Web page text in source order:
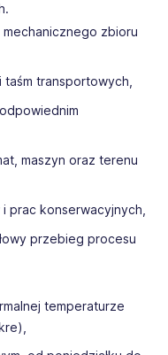
zbioru
transportowych,
maszyn oraz terenu
prac konserwacyjnych,
przebieg procesu
temperaturze